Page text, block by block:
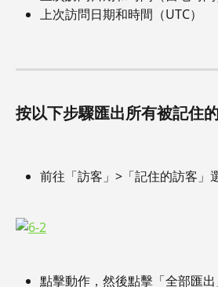
上次訪問日期和時間（UTC）
按以下步驟匯出所有被記住
前往「訪客」>「記住的訪客」
點擊動作，然後點擊「全部匯出